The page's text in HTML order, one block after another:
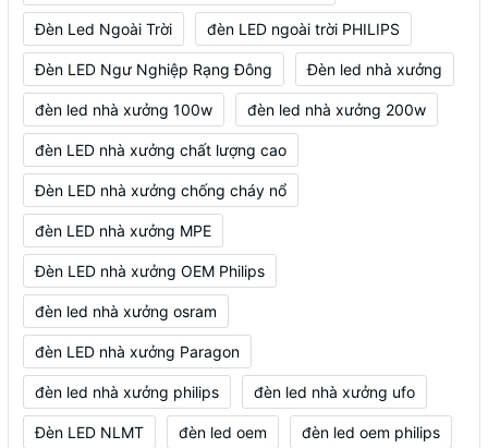
Đèn Led Ngoài Trời đèn LED ngoài trời PHILIPS
Đèn LED Ngư Nghiệp Rạng Đông Đèn led nhà xưởng
đèn led nhà xưởng 100w đèn led nhà xưởng 200w
đèn LED nhà xưởng chất lượng cao
Đèn LED nhà xưởng chống cháy nổ
đèn LED nhà xưởng MPE
Đèn LED nhà xưởng OEM Philips
đèn led nhà xưởng osram
đèn LED nhà xưởng Paragon
đèn led nhà xưởng philips đèn led nhà xưởng ufo
Đèn LED NLMT đèn led oem đèn led oem philips